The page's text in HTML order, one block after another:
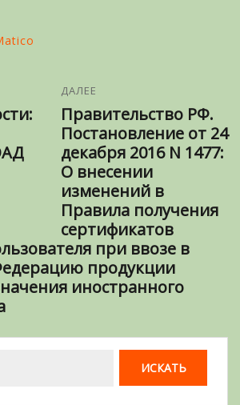
ДАЛЕЕ
Правительство РФ.
Постановление от 24
декабря 2016 N 1477:
О внесении
изменений в
Правила получения
сертификатов
при ввозе в
продукции
иностранного